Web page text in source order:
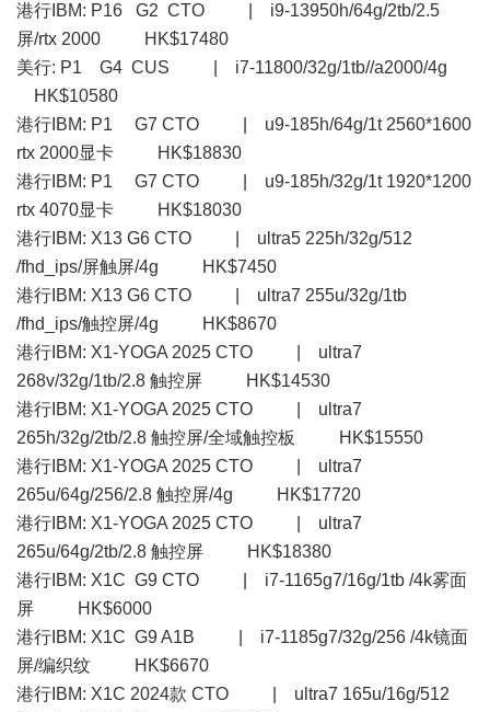
港行IBM: P16 G2 CTO | i9-13950h/64g/2tb/2.5
屏/rtx 2000 HK$17480
美行: P1 G4 CUS | i7-11800/32g/1tb//a2000/4g
HK$10580
港行IBM: P1 G7 CTO | u9-185h/64g/1t 2560*1600
rtx 2000显卡 HK$18830
港行IBM: P1 G7 CTO | u9-185h/32g/1t 1920*1200
rtx 4070显卡 HK$18030
港行IBM: X13 G6 CTO | ultra5 225h/32g/512
/fhd_ips/屏触屏/4g HK$7450
港行IBM: X13 G6 CTO | ultra7 255u/32g/1tb
/fhd_ips/触控屏/4g HK$8670
港行IBM: X1-YOGA 2025 CTO | ultra7
268v/32g/1tb/2.8 触控屏 HK$14530
港行IBM: X1-YOGA 2025 CTO | ultra7
265h/32g/2tb/2.8 触控屏/全域触控板 HK$15550
港行IBM: X1-YOGA 2025 CTO | ultra7
265u/64g/256/2.8 触控屏/4g HK$17720
港行IBM: X1-YOGA 2025 CTO | ultra7
265u/64g/2tb/2.8 触控屏 HK$18380
港行IBM: X1C G9 CTO | i7-1165g7/16g/1tb /4k雾面
屏 HK$6000
港行IBM: X1C G9 A1B | i7-1185g7/32g/256 /4k镜面
屏/编织纹 HK$6670
港行IBM: X1C 2024款 CTO | ultra7 165u/16g/512